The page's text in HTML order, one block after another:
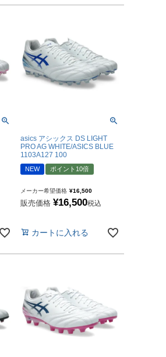
asics アシックス DS LIGHT
PRO AG WHITE/ASICS BLUE
1103A127 100
NEW ポイント10倍
メーカー希望価格 ¥16,500
販売価格 ¥16,500税込
カートに入れる